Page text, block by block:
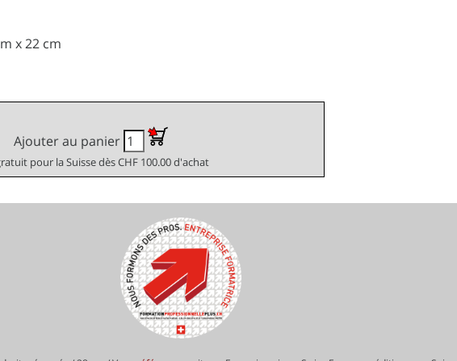
x 22 cm
Ajouter au panier
pour la Suisse dès CHF 100.00 d'achat